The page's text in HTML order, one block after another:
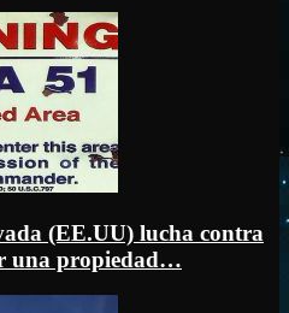
(EE.UU) lucha contra
una propiedad…